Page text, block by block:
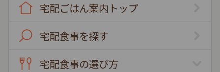
宅配ごはん案内トップ
宅配食事を探す
宅配食事の選び方